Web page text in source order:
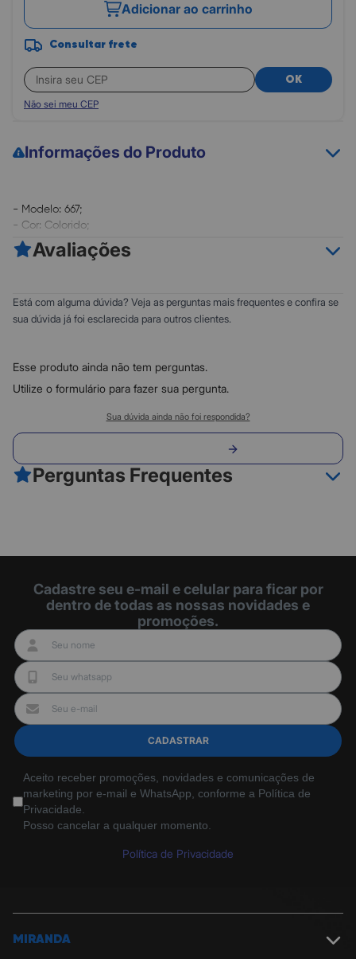
Adicionar ao carrinho
Consultar frete
OK
Não sei meu CEP
Informações do Produto
- Modelo: 667;
- Cor: Colorido;
- Rendimento médio: 100 páginas.
- Compatibilidade: Deskjet Ink Advantage 2376; Deskjet Ink
Avaliações
5
4
1
0
Está com alguma dúvida? Veja as perguntas mais frequentes e confira se
sua dúvida já foi esclarecida para outros clientes.
Esse produto ainda não tem perguntas.
Utilize o formulário para fazer sua pergunta.
Sua dúvida ainda não foi respondida?
Perguntas Frequentes
Cadastre seu e-mail e celular para ficar por
dentro de todas as nossas novidades e
promoções.
CADASTRAR
Aceito receber promoções, novidades e comunicações de
marketing por e-mail e WhatsApp, conforme a Política de
Privacidade.
Posso cancelar a qualquer momento.
Política de Privacidade
MIRANDA